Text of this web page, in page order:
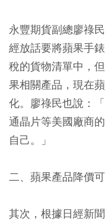
永豐期貨副總廖祿
經放話要將蘋果手
稅的貨物清單中，
果相關產品，現在
化。廖祿民也說：
通晶片等美國廠商
自己。」
二、蘋果產品降價
其次，根據日經新